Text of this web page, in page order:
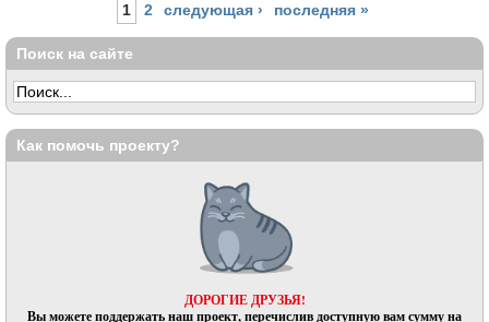
1 2 следующая › последняя »
Поиск на сайте
Как помочь проекту?
ДОРОГИЕ ДРУЗЬЯ!
Вы можете поддержать наш проект, перечислив доступную вам сумму на